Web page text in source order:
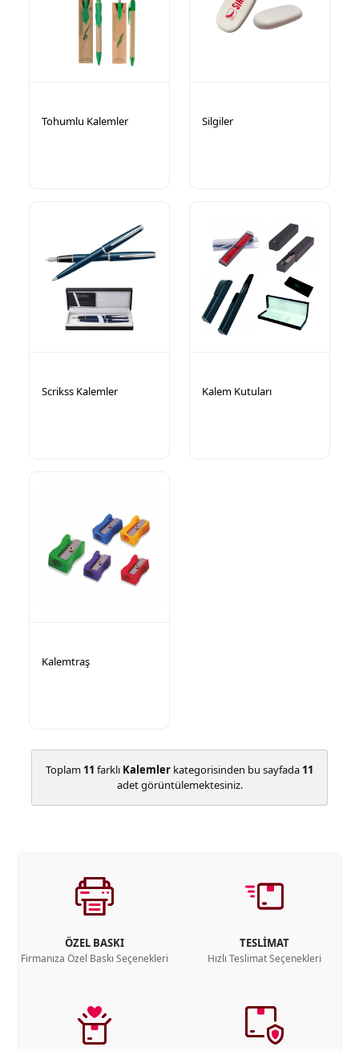
Tohumlu Kalemler Silgiler
Scrikss Kalemler Kalem Kutuları
Kalemtraş
Toplam 11 farklı Kalemler kategorisinden bu sayfada 11
adet görüntülemektesiniz.
ÖZEL BASKI
Firmanıza Özel Baskı Seçenekleri
TESLİMAT
Hızlı Teslimat Seçenekleri